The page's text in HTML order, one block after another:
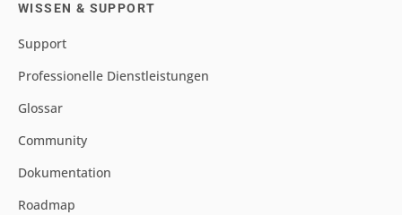
WISSEN & SUPPORT
Support
Professionelle Dienstleistungen
Glossar
Community
Dokumentation
Roadmap